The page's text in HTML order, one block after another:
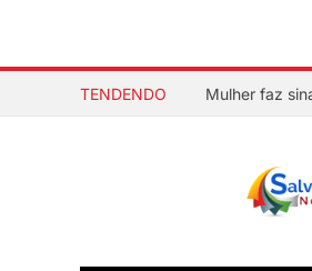
TENDENDO